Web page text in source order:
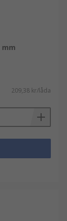
mm
209,38 kr/låda